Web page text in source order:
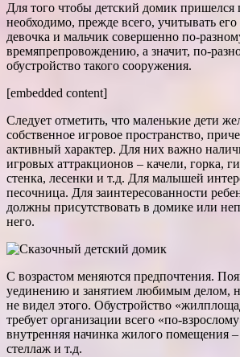
Для того чтобы детский домик пришелся
необходимо, прежде всего, учитывать его
девочка и мальчик совершенно по-
времяпрепровождению, а значит, по-
обустройство такого сооружения.
[embedded content]
Следует отметить, что маленькие дети
собственное игровое пространство,
активный характер. Для них важно
игровых аттракционов – качели, горка,
стенка, лесенки и т.д. Для малышей
песочница. Для заинтересованности
должны присутствовать в домике или
него.
С возрастом меняются предпочтения.
уединению и занятием любимым делом,
не видел этого. Обустройство
требует организации всего «по-
внутренняя начинка жилого помещения –
стеллаж и т.д.